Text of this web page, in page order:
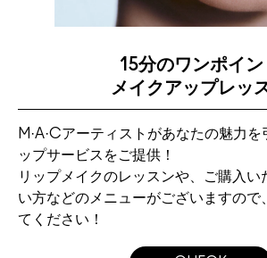
15分のワンポイン
メイクアップレッ
M·A·Cアーティストがあなたの魅力
ップサービスをご提供！
リップメイクのレッスンや、ご購入い
い方などのメニューがございますので
てください！